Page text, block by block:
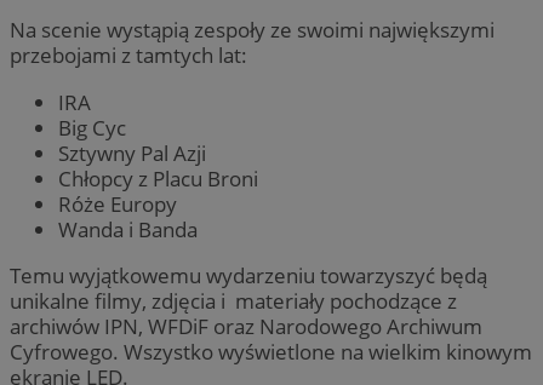
Na scenie wystąpią zespoły ze swoimi największymi
przebojami z tamtych lat:
IRA
Big Cyc
Sztywny Pal Azji
Chłopcy z Placu Broni
Róże Europy
Wanda i Banda
Temu wyjątkowemu wydarzeniu towarzyszyć będą
unikalne filmy, zdjęcia i materiały pochodzące z
archiwów IPN, WFDiF oraz Narodowego Archiwum
Cyfrowego. Wszystko wyświetlone na wielkim kinowym
ekranie LED.